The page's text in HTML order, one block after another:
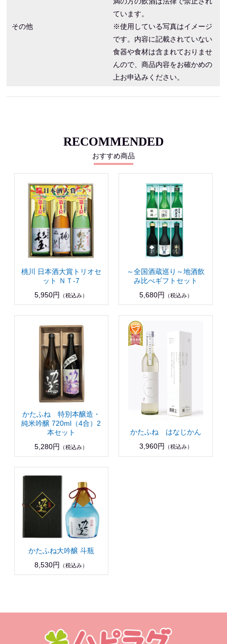
その他
ています。
※使用している写真はイメージ
です。内容に記載されていない
食器や食材は含まれておりませ
んので、商品内容をお確かめの
上お申込みください。
RECOMMENDED
おすすめ商品
桃川 日本酒大賞トリオセ
ット ＮＴ-7
5,950円
（税込み）
～全国酒蔵巡り～地酒飲
み比べギフトセット
5,680円
（税込み）
かたふね 特別本醸造・
純米吟醸 720ml（4合）2
本セット
5,280円
（税込み）
かたふね はなじかん
3,960円
（税込み）
かたふね大吟醸 斗瓶
8,530円
（税込み）